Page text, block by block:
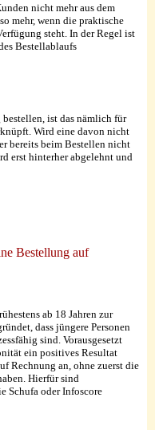
nicht mehr aus dem
mehr, wenn die praktische
steht. In der Regel ist
Bestellablaufs
ist das nämlich für
Wird eine davon nicht
bereits beim Bestellen nicht
erst hinterher abgelehnt und
Bestellung auf
ab 18 Jahren zur
dass jüngere Personen
sind. Vorausgesetzt
ein positives Resultat
Rechnung an, ohne zuerst die
Hierfür sind
Schufa oder Infoscore